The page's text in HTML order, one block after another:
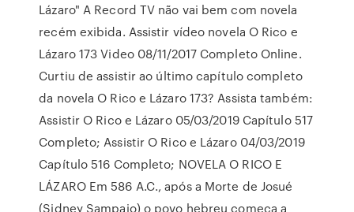
Lázaro" A Record TV não vai bem com novela
recém exibida. Assistir vídeo novela O Rico e
Lázaro 173 Video 08/11/2017 Completo Online.
Curtiu de assistir ao último capítulo completo
da novela O Rico e Lázaro 173? Assista também:
Assistir O Rico e Lázaro 05/03/2019 Capítulo 517
Completo; Assistir O Rico e Lázaro 04/03/2019
Capítulo 516 Completo; NOVELA O RICO E
LÁZARO Em 586 A.C., após a Morte de Josué
(Sidney Sampaio) o povo hebreu começa a